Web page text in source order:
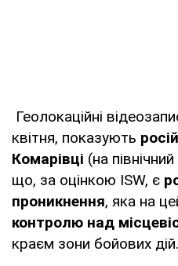
Геолокаційні
квітня, показують
Комарівці (на
що, за оцінкою ISW, є
проникнення, яка на
контролю над
краєм зони бойових дій.